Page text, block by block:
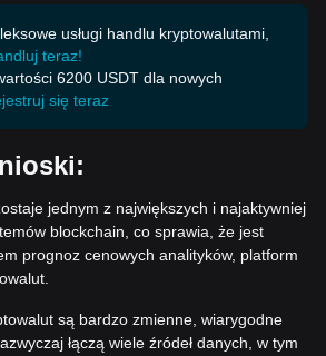
usługi handlu kryptowalutami,
teraz!
6200 USDT dla nowych
się teraz
jednym z największych i najaktywniej
blockchain, co sprawia, że jest
prognoz cenowych analityków, platform
są bardzo zmienne, wiarygodne
łączą wiele źródeł danych, w tym